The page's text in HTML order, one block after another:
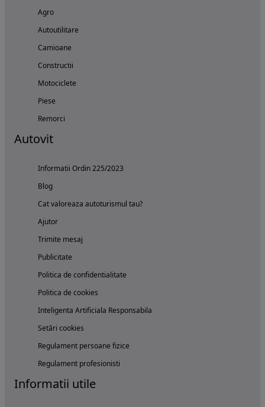
Agro
Autoutilitare
Camioane
Constructii
Motociclete
Piese
Remorci
Autovit
Informatii Ordin 225/2023
Blog
Cat valoreaza autoturismul tau?
Ajutor
Trimite mesaj
Publicitate
Politica de confidentialitate
Politica de cookies
Inteligenta Artificiala Responsabila
Setări cookies
Regulament persoane fizice
Regulament profesionisti
Informatii utile